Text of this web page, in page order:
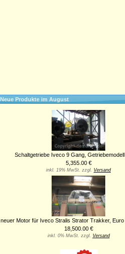
Neue Produkte im August
Schaltgetriebe Iveco 9 Gang,
5,355.00 €
inkl. 19% MwSt. zzgl. Versand
neuer Motor für Iveco Stralis Strator Trakker,
18,500.00 €
inkl. 0% MwSt. zzgl. Versand